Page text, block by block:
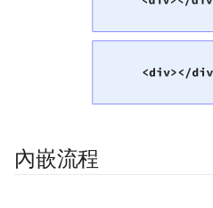
內嵌流程